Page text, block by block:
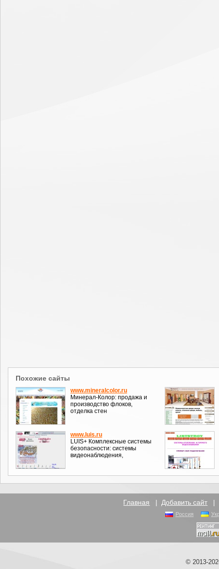
Похожие сайты
www.mineralcolor.ru
Минерал-Колор: продажа и
производство флоков,
отделка стен
www.luis.ru
LUIS+ Комплексные системы
безопасности: системы
видеонаблюдения,
Главная | Добавить сайт |
Россия
© 2013-